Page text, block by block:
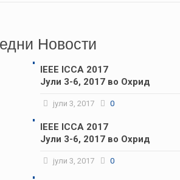
Новости
IEEE ICCA 2017
Јули 3-6, 2017 во Охрид
јули 3, 2017 0
IEEE ICCA 2017
Јули 3-6, 2017 во Охрид
јули 3, 2017 0